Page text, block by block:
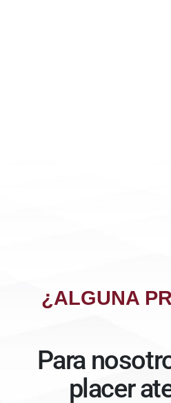
¿ALGUNA
Para
placer